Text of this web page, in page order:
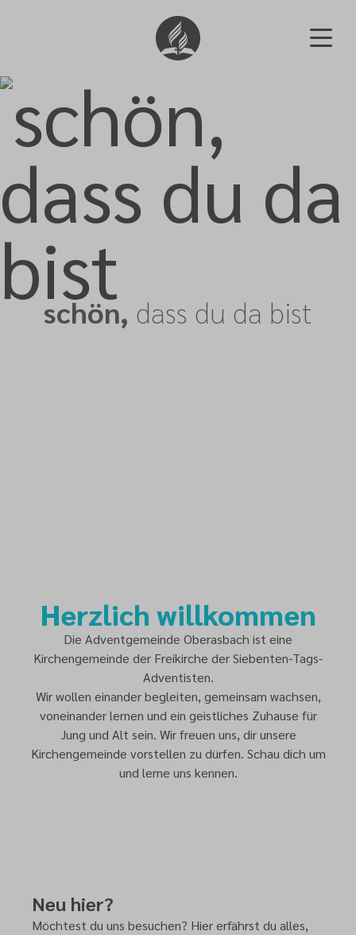
schön, dass du da bist
Herzlich willkommen
Die Adventgemeinde Oberasbach ist eine
Kirchengemeinde der Freikirche der Siebenten-Tags-
Adventisten.
Wir wollen einander begleiten, gemeinsam wachsen,
voneinander lernen und ein geistliches Zuhause für
Jung und Alt sein. Wir freuen uns, dir unsere
Kirchengemeinde vorstellen zu dürfen. Schau dich um
und lerne uns kennen.
Neu hier?
Möchtest du uns besuchen? Hier erfährst du alles,